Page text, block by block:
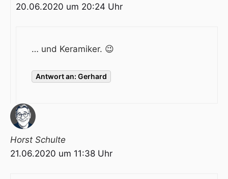
20.06.2020 um 20:24 Uhr
… und Keramiker. 😉
Antwort an: Gerhard
Horst Schulte
21.06.2020 um 11:38 Uhr